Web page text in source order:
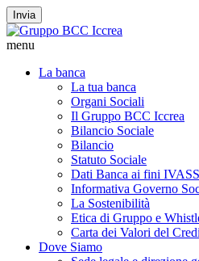
Invia
menu
La banca
La tua banca
Organi Sociali
Il Gruppo BCC Iccrea
Bilancio Sociale
Bilancio
Statuto Sociale
Dati Banca ai fini IVASS
Informativa Governo
La Sostenibilità
Etica di Gruppo e
Carta dei Valori del
Dove Siamo